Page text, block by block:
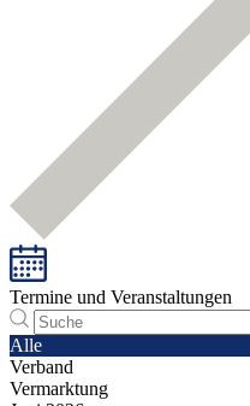
Termine und Veranstaltungen
Alle
Verband
Vermarktung